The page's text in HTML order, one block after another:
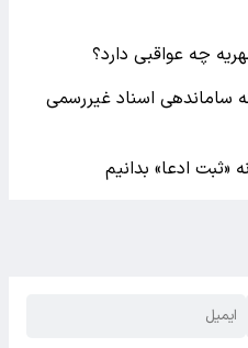
چه عواقبی دارد؟
ساماندهی اسناد غیررسمی
«ثبت ادعا» بدانیم